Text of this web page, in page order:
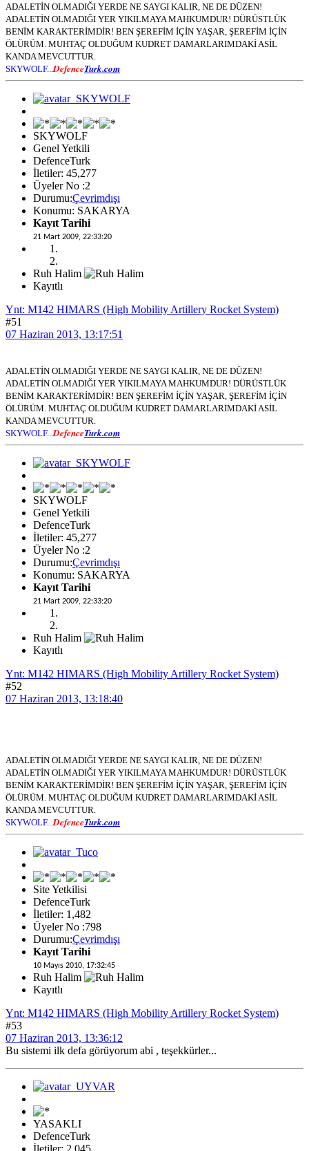
ADALETİN OLMADIĞI YERDE NE SAYGI KALIR, NE DE DÜZEN!
ADALETİN OLMADIĞI YER YIKILMAYA MAHKUMDUR! DÜRÜSTLÜK
BENİM KARAKTERİMDİR! BEN ŞEREFİM İÇİN YAŞAR, ŞEREFİM İÇİN
ÖLÜRÜM. MUHTAÇ OLDUĞUM KUDRET DAMARLARIMDAKİ ASİL
KANDA MEVCUTTUR.
SKYWOLF... DefenceTurk.com
SKYWOLF
Genel Yetkili
DefenceTurk
İletiler: 45,277
Üyeler No :2
Durumu:Çevrimdışı
Konumu: SAKARYA
Kayıt Tarihi
21 Mart 2009, 22:33:20
Ruh Halim
Kayıtlı
Ynt: M142 HIMARS (High Mobility Artillery Rocket System)
#51
07 Haziran 2013, 13:17:51
ADALETİN OLMADIĞI YERDE NE SAYGI KALIR, NE DE DÜZEN!
ADALETİN OLMADIĞI YER YIKILMAYA MAHKUMDUR! DÜRÜSTLÜK
BENİM KARAKTERİMDİR! BEN ŞEREFİM İÇİN YAŞAR, ŞEREFİM İÇİN
ÖLÜRÜM. MUHTAÇ OLDUĞUM KUDRET DAMARLARIMDAKİ ASİL
KANDA MEVCUTTUR.
SKYWOLF... DefenceTurk.com
SKYWOLF
Genel Yetkili
DefenceTurk
İletiler: 45,277
Üyeler No :2
Durumu:Çevrimdışı
Konumu: SAKARYA
Kayıt Tarihi
21 Mart 2009, 22:33:20
Ruh Halim
Kayıtlı
Ynt: M142 HIMARS (High Mobility Artillery Rocket System)
#52
07 Haziran 2013, 13:18:40
ADALETİN OLMADIĞI YERDE NE SAYGI KALIR, NE DE DÜZEN!
ADALETİN OLMADIĞI YER YIKILMAYA MAHKUMDUR! DÜRÜSTLÜK
BENİM KARAKTERİMDİR! BEN ŞEREFİM İÇİN YAŞAR, ŞEREFİM İÇİN
ÖLÜRÜM. MUHTAÇ OLDUĞUM KUDRET DAMARLARIMDAKİ ASİL
KANDA MEVCUTTUR.
SKYWOLF... DefenceTurk.com
Site Yetkilisi
DefenceTurk
İletiler: 1,482
Üyeler No :798
Durumu:Çevrimdışı
Kayıt Tarihi
10 Mayıs 2010, 17:32:45
Ruh Halim
Kayıtlı
Ynt: M142 HIMARS (High Mobility Artillery Rocket System)
#53
07 Haziran 2013, 13:36:12
Bu sistemi ilk defa görüyorum abi , teşekkürler...
YASAKLI
DefenceTurk
İletiler: 2,045